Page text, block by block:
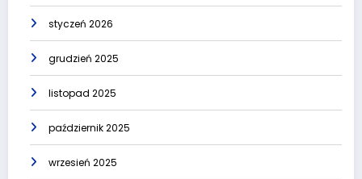
styczeń 2026
grudzień 2025
listopad 2025
październik 2025
wrzesień 2025